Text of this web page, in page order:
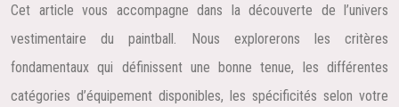
Cet article vous accompagne dans la découverte de l’univers
vestimentaire du paintball. Nous explorerons les critères
fondamentaux qui définissent une bonne tenue, les différentes
catégories d’équipement disponibles, les spécificités selon votre